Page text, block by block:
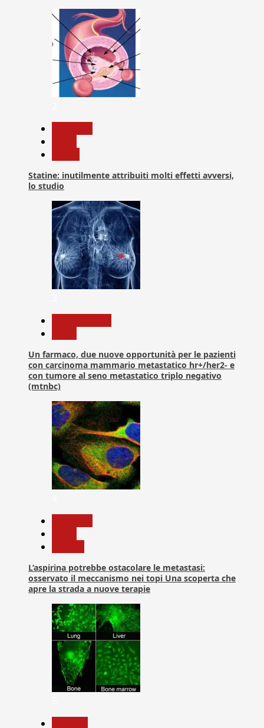
Statine: inutilmente attribuiti molti effetti avversi,
lo studio
Un farmaco, due nuove opportunità per le pazienti
con carcinoma mammario metastatico hr+/her2- e
con tumore al seno metastatico triplo negativo
(mtnbc)
L’aspirina potrebbe ostacolare le metastasi:
osservato il meccanismo nei topi Una scoperta che
apre la strada a nuove terapie